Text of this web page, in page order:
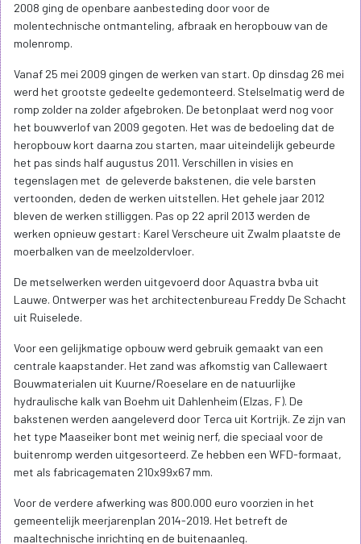
2008 ging de openbare aanbesteding door voor de
molentechnische ontmanteling, afbraak en heropbouw van de
molenromp.
Vanaf 25 mei 2009 gingen de werken van start. Op dinsdag 26 mei
werd het grootste gedeelte gedemonteerd. Stelselmatig werd de
romp zolder na zolder afgebroken. De betonplaat werd nog voor
het bouwverlof van 2009 gegoten. Het was de bedoeling dat de
heropbouw kort daarna zou starten, maar uiteindelijk gebeurde
het pas sinds half augustus 2011. Verschillen in visies en
tegenslagen met de geleverde bakstenen, die vele barsten
vertoonden, deden de werken uitstellen. Het gehele jaar 2012
bleven de werken stilliggen. Pas op 22 april 2013 werden de
werken opnieuw gestart: Karel Verscheure uit Zwalm plaatste de
moerbalken van de meelzoldervloer.
De metselwerken werden uitgevoerd door Aquastra bvba uit
Lauwe. Ontwerper was het architectenbureau Freddy De Schacht
uit Ruiselede.
Voor een gelijkmatige opbouw werd gebruik gemaakt van een
centrale kaapstander. Het zand was afkomstig van Callewaert
Bouwmaterialen uit Kuurne/Roeselare en de natuurlijke
hydraulische kalk van Boehm uit Dahlenheim (Elzas, F). De
bakstenen werden aangeleverd door Terca uit Kortrijk. Ze zijn van
het type Maaseiker bont met weinig nerf, die speciaal voor de
buitenromp werden uitgesorteerd. Ze hebben een WFD-formaat,
met als fabricagematen 210x99x67 mm.
Voor de verdere afwerking was 800.000 euro voorzien in het
gemeentelijk meerjarenplan 2014-2019. Het betreft de
maaltechnische inrichting en de buitenaanleg.